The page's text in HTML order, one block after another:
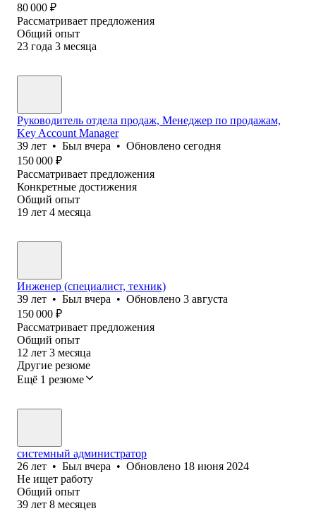
80 000 ₽
Рассматривает предложения
Общий опыт
23 года 3 месяца
Руководитель отдела продаж, Менеджер по продажам,
Key Account Manager
39 лет • Был вчера • Обновлено сегодня
150 000 ₽
Рассматривает предложения
Конкретные достижения
Общий опыт
19 лет 4 месяца
Инженер (специалист, техник)
39 лет • Был вчера • Обновлено 3 августа
150 000 ₽
Рассматривает предложения
Общий опыт
12 лет 3 месяца
Другие резюме
Ещё 1 резюме
системный администратор
26 лет • Был вчера • Обновлено 18 июня 2024
Не ищет работу
Общий опыт
39 лет 8 месяцев